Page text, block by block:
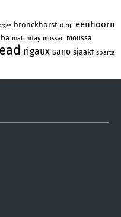
bronckhorst deijl eenhoorn
matchday mossad moussa
rigaux sano sjaakf sparta